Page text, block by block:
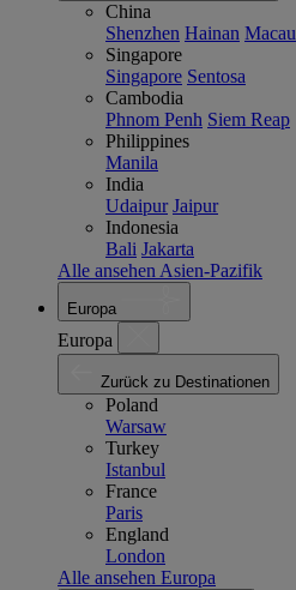
China
Shenzhen Hainan Macau
Singapore
Singapore Sentosa
Cambodia
Phnom Penh Siem Reap
Philippines
Manila
India
Udaipur Jaipur
Indonesia
Bali Jakarta
Alle ansehen Asien-Pazifik
Europa
Europa
Zurück zu Destinationen
Poland
Warsaw
Turkey
Istanbul
France
Paris
England
London
Alle ansehen Europa